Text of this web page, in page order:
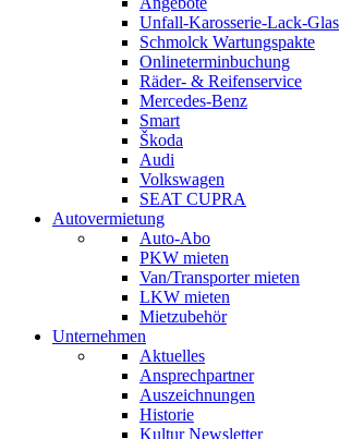
Unfall-Karosserie-Lack-Glas
Schmolck Wartungspakte
Onlineterminbuchung
Räder- & Reifenservice
Mercedes-Benz
Smart
Škoda
Audi
Volkswagen
SEAT CUPRA
Autovermietung
Auto-Abo
PKW mieten
Van/Transporter mieten
LKW mieten
Mietzubehör
Unternehmen
Aktuelles
Ansprechpartner
Auszeichnungen
Historie
Kultur Newsletter